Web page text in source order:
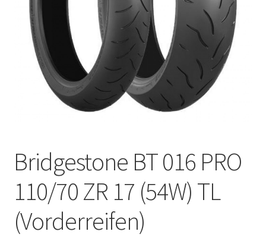
Bridgestone BT 016 PRO
110/70 ZR 17 (54W) TL
(Vorderreifen)